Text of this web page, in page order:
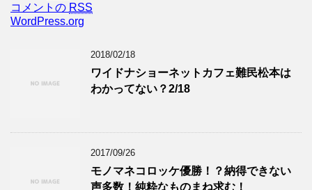
コメントの RSS
WordPress.org
2018/02/18
ワイドナショーネットカフェ難民松本は
わかってない？2/18
2017/09/26
モノマネコロッケ優勝！？納得できない
声多数！純粋なものまね求む！